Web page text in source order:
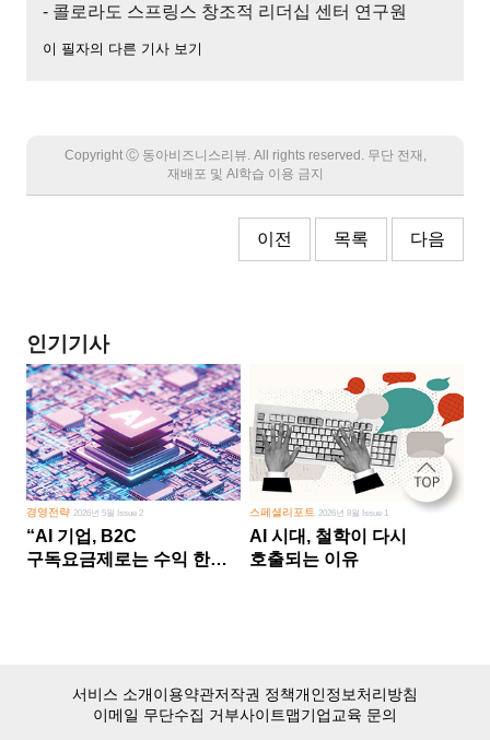
- 콜로라도 스프링스 창조적 리더십 센터 연구원
이 필자의 다른 기사 보기
Copyright Ⓒ 동아비즈니스리뷰. All rights reserved. 무단 전재,
재배포 및 AI학습 이용 금지
이전 목록 다음
인기기사
경영전략 2026년 5월 Issue 2
“AI 기업, B2C
구독요금제로는 수익 한계
스페셜리포트 2026년 8월 Issue 1
AI 시대, 철학이 다시
호출되는 이유
서비스 소개이용약관저작권 정책개인정보처리방침
이메일 무단수집 거부사이트맵기업교육 문의